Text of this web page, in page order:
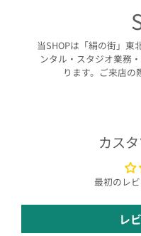
当SHOPは「絹の街」東
ンタル・スタジオ業務
ります。ご来店の
カス
最初のレ
レ